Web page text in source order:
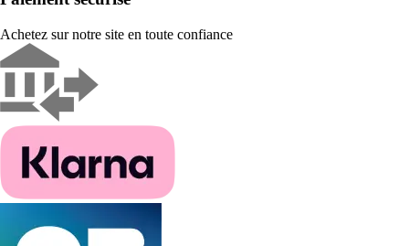
Achetez sur notre site en toute confiance